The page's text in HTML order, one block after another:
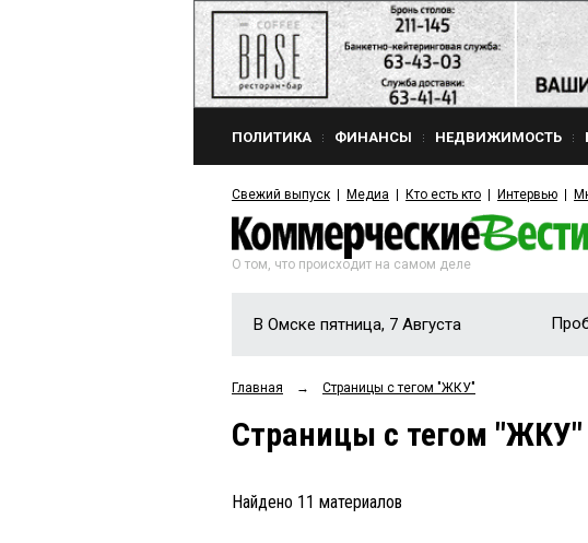
ПОЛИТИКА ФИНАНСЫ НЕДВИЖИМОСТЬ
Свежий выпуск Медиа Кто есть кто Интервью
О том, что происходит на самом деле
В Омске пятница, 7 Августа
Главная → Страницы c тегом "ЖКУ"
Страницы c тегом "ЖКУ"
Найдено 11 материалов